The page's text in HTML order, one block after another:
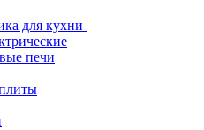
для кухни
печи